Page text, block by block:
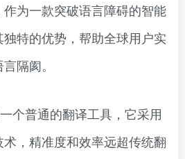
为一款突破语言障碍的智能
特的优势，帮助全球用户实
隔阂。
个普通的翻译工具，它采用
，精准度和效率远超传统翻